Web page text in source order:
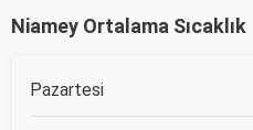
Niamey Ortalama Sıcaklık
Pazartesi